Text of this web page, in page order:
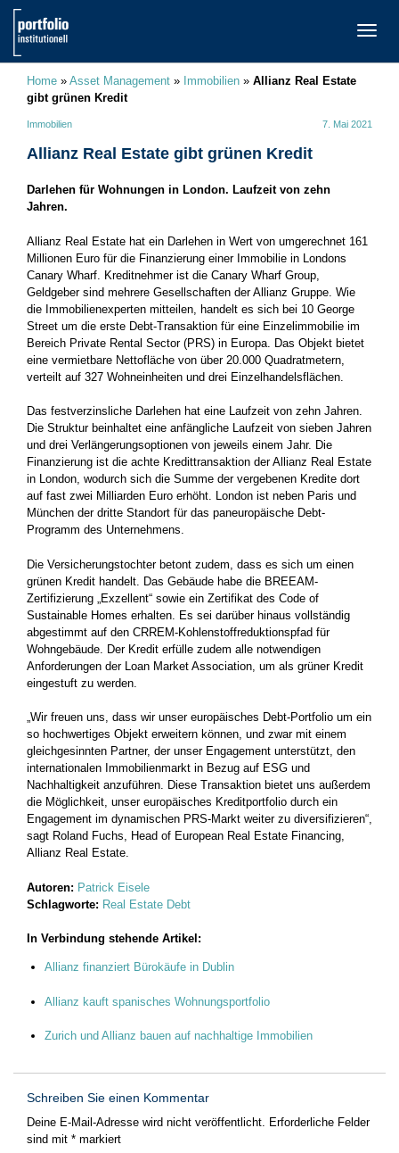
Home » Asset Management » Immobilien » Allianz Real Estate
gibt grünen Kredit
Immobilien 7. Mai 2021
Allianz Real Estate gibt grünen Kredit
Darlehen für Wohnungen in London. Laufzeit von zehn
Jahren.
Allianz Real Estate hat ein Darlehen in Wert von umgerechnet 161
Millionen Euro für die Finanzierung einer Immobilie in Londons
Canary Wharf. Kreditnehmer ist die Canary Wharf Group,
Geldgeber sind mehrere Gesellschaften der Allianz Gruppe. Wie
die Immobilienexperten mitteilen, handelt es sich bei 10 George
Street um die erste Debt-Transaktion für eine Einzelimmobilie im
Bereich Private Rental Sector (PRS) in Europa. Das Objekt bietet
eine vermietbare Nettofläche von über 20.000 Quadratmetern,
verteilt auf 327 Wohneinheiten und drei Einzelhandelsflächen.
Das festverzinsliche Darlehen hat eine Laufzeit von zehn Jahren.
Die Struktur beinhaltet eine anfängliche Laufzeit von sieben Jahren
und drei Verlängerungsoptionen von jeweils einem Jahr. Die
Finanzierung ist die achte Kredittransaktion der Allianz Real Estate
in London, wodurch sich die Summe der vergebenen Kredite dort
auf fast zwei Milliarden Euro erhöht. London ist neben Paris und
München der dritte Standort für das paneuropäische Debt-
Programm des Unternehmens.
Die Versicherungstochter betont zudem, dass es sich um einen
grünen Kredit handelt. Das Gebäude habe die BREEAM-
Zertifizierung „Exzellent“ sowie ein Zertifikat des Code of
Sustainable Homes erhalten. Es sei darüber hinaus vollständig
abgestimmt auf den CRREM-Kohlenstoffreduktionspfad für
Wohngebäude. Der Kredit erfülle zudem alle notwendigen
Anforderungen der Loan Market Association, um als grüner Kredit
eingestuft zu werden.
„Wir freuen uns, dass wir unser europäisches Debt-Portfolio um ein
so hochwertiges Objekt erweitern können, und zwar mit einem
gleichgesinnten Partner, der unser Engagement unterstützt, den
internationalen Immobilienmarkt in Bezug auf ESG und
Nachhaltigkeit anzuführen. Diese Transaktion bietet uns außerdem
die Möglichkeit, unser europäisches Kreditportfolio durch ein
Engagement im dynamischen PRS-Markt weiter zu diversifizieren“,
sagt Roland Fuchs, Head of European Real Estate Financing,
Allianz Real Estate.
Autoren: Patrick Eisele
Schlagworte: Real Estate Debt
In Verbindung stehende Artikel:
Allianz finanziert Bürokäufe in Dublin
Allianz kauft spanisches Wohnungsportfolio
Zurich und Allianz bauen auf nachhaltige Immobilien
Schreiben Sie einen Kommentar
Deine E-Mail-Adresse wird nicht veröffentlicht. Erforderliche Felder
sind mit * markiert